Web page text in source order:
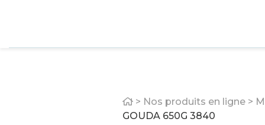
Home
> Nos produits en ligne >
GOUDA 650G 3840